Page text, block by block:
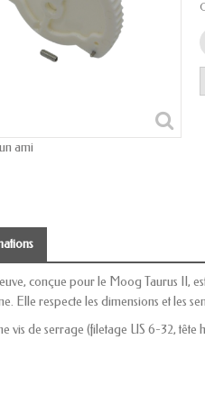
ami
conçue pour le Moog Taurus II,
Elle respecte les dimensions et les
vis de serrage (filetage US 6-32,